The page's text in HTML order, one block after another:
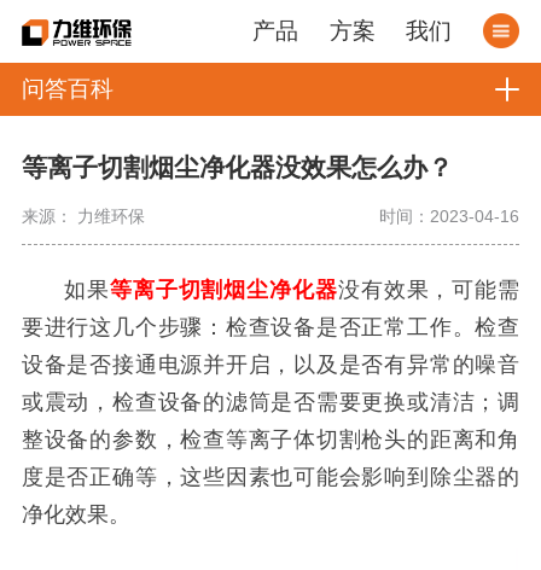
产品 方案 我们
问答百科
等离子切割烟尘净化器没效果怎么办？
来源： 力维环保 时间：2023-04-16
如果等离子切割烟尘净化器没有效果，可能需
要进行这几个步骤：检查设备是否正常工作。检查
设备是否接通电源并开启，以及是否有异常的噪音
或震动，检查设备的滤筒是否需要更换或清洁；调
整设备的参数，检查等离子体切割枪头的距离和角
度是否正确等，这些因素也可能会影响到除尘器的
净化效果。